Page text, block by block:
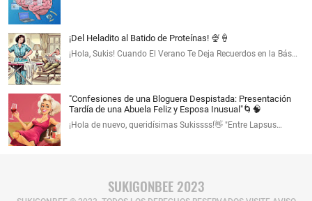
¡Del Heladito al Batido de Proteínas! 🍨🍦
¡Hola, Sukis! Cuando El Verano Te Deja Recuerdos en la Bás…
"Confesiones de una Bloguera Despistada: Presentación
Tardía de una Abuela Feliz y Esposa Inusual"🌀🧠
¡Hola de nuevo, queridísimas Sukissss!👋 "Entre Lapsus…
SUKIGONBEE 2023